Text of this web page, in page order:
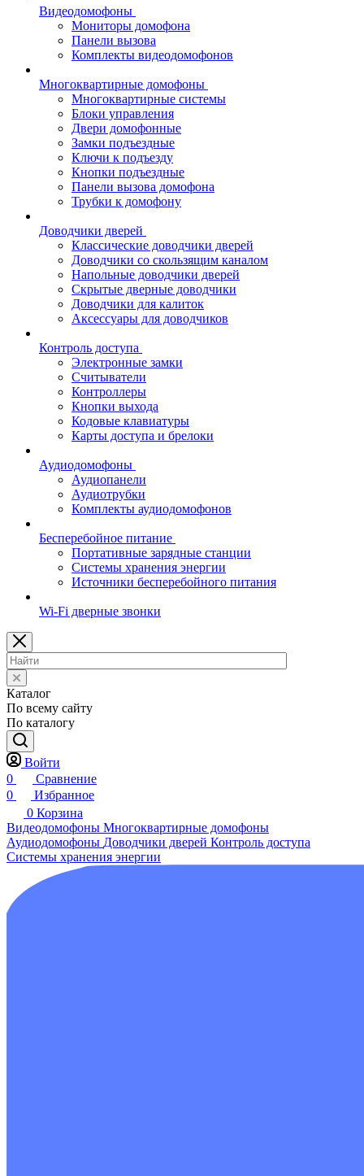
Видеодомофоны
Мониторы домофона
Панели вызова
Комплекты видеодомофонов
Многоквартирные домофоны
Многоквартирные системы
Блоки управления
Двери домофонные
Замки подъездные
Ключи к подъезду
Кнопки подъездные
Панели вызова домофона
Трубки к домофону
Доводчики дверей
Классические доводчики дверей
Доводчики со скользящим каналом
Напольные доводчики дверей
Скрытые дверные доводчики
Доводчики для калиток
Аксессуары для доводчиков
Контроль доступа
Электронные замки
Считыватели
Контроллеры
Кнопки выхода
Кодовые клавиатуры
Карты доступа и брелоки
Аудиодомофоны
Аудиопанели
Аудиотрубки
Комплекты аудиодомофонов
Бесперебойное питание
Портативные зарядные станции
Системы хранения энергии
Источники бесперебойного питания
Wi-Fi дверные звонки
Каталог
По всему сайту
По каталогу
Войти
0
Сравнение
0
Избранное
0 Корзина
Видеодомофоны Многоквартирные домофоны
Аудиодомофоны Доводчики дверей Контроль доступа
Системы хранения энергии